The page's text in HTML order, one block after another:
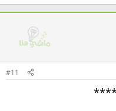
#11
****